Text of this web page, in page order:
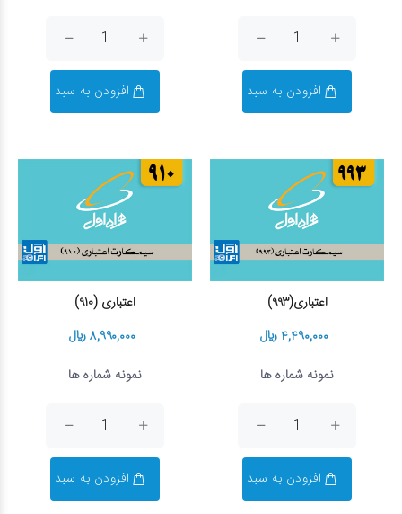
افزودن به سبد افزودن به سبد
اعتباری(۹۹۳)
۴,۴۹۰,۰۰۰ ریال
نمونه شماره ها
افزودن به سبد
اعتباری (۹۱۰)
۸,۹۹۰,۰۰۰ ریال
نمونه شماره ها
افزودن به سبد